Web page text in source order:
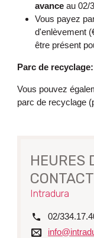
avance au 02/
Vous payez
d'enlèvement
être présent
Parc de recyclage:
Vous pouvez
parc de recyclage
HEURES
CONTACT
Intradura
tél.
02/
Courriel